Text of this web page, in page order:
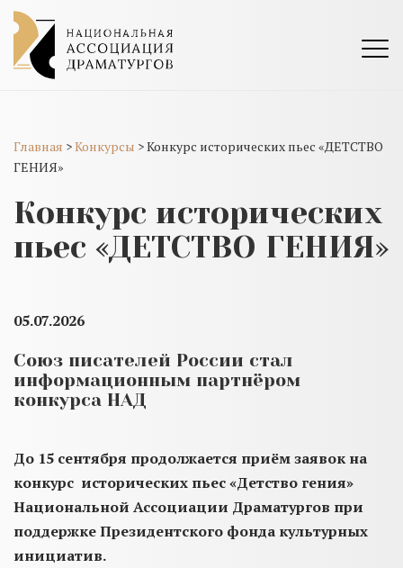
Главная >Конкурсы >Конкурс исторических пьес «ДЕТСТВО
ГЕНИЯ»
Конкурс исторических
пьес «ДЕТСТВО ГЕНИЯ»
05.07.2026
Союз писателей России стал
информационным партнёром
конкурса НАД
До 15 cентября продолжается приём заявок на
конкурс исторических пьес «Детство гения»
Национальной Ассоциации Драматургов при
поддержке Президентского фонда культурных
инициатив.